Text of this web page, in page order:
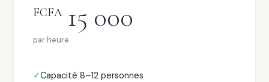
FCFA15 000
par heure
Capacité 8–12 personnes